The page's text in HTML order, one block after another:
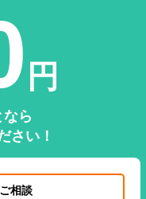
円
ら
さい！
相談